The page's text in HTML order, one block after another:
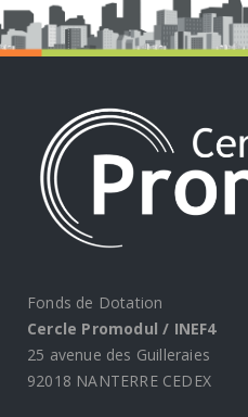
Fonds de Dotation
Cercle Promodul / INEF4
25 avenue des Guilleraies
92018 NANTERRE CEDEX